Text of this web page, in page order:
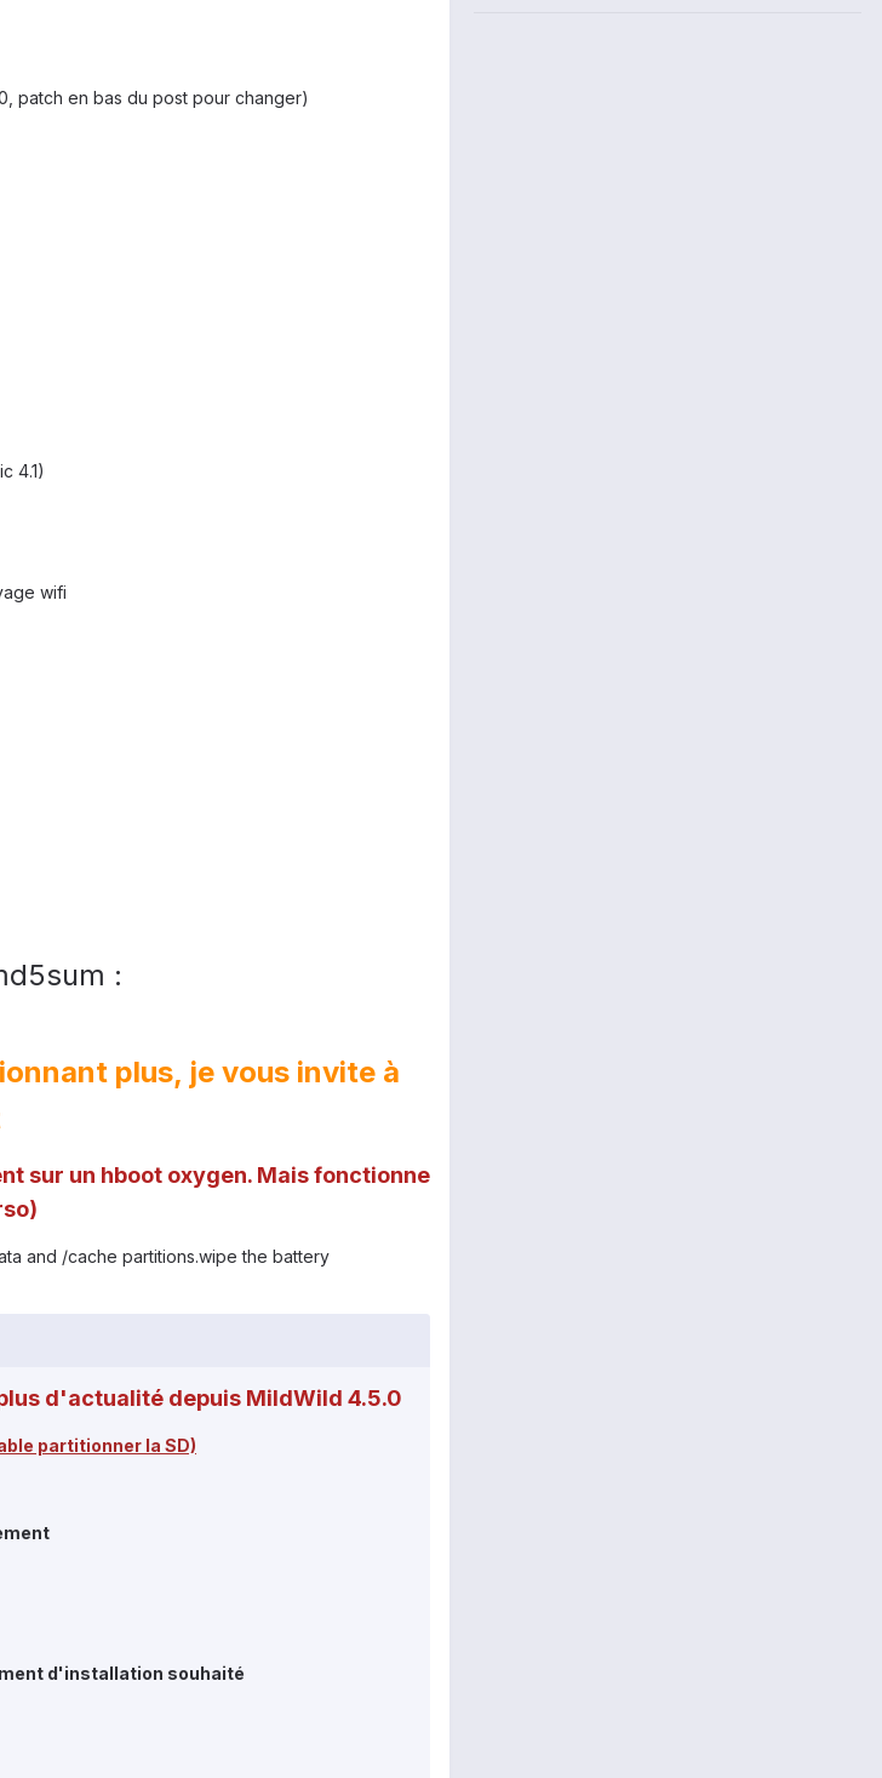
patch en bas du post pour changer)
4.1)
wifi
:
plus, je vous invite à
sur un hboot oxygen. Mais fonctionne
and /cache partitions.wipe the battery
d'actualité depuis MildWild 4.5.0
partitionner la SD)
d'installation souhaité